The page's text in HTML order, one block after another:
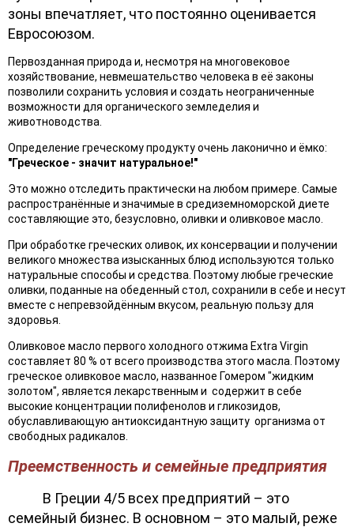
зоны впечатляет, что постоянно оценивается
Евросоюзом.
Первозданная природа и, несмотря на многовековое
хозяйствование, невмешательство человека в её законы
позволили сохранить условия и создать неограниченные
возможности для органического земледелия и
животноводства.
Определение греческому продукту очень лаконично и ёмко:
"Греческое - значит натуральное!"
Это можно отследить практически на любом примере. Самые
распространённые и значимые в средиземноморской диете
составляющие это, безусловно, оливки и оливковое масло.
При обработке греческих оливок, их консервации и получении
великого множества изысканных блюд используются только
натуральные способы и средства. Поэтому любые греческие
оливки, поданные на обеденный стол, сохранили в себе и несут
вместе с непревзойдённым вкусом, реальную пользу для
здоровья.
Оливковое масло первого холодного отжима Extra Virgin
составляет 80 % от всего производства этого масла. Поэтому
греческое оливковое масло, названное Гомером "жидким
золотом", является лекарственным и содержит в себе
высокие концентрации полифенолов и гликозидов,
обуславливающую антиоксидантную защиту организма от
свободных радикалов.
Преемственность и семейные предприятия
В Греции 4/5 всех предприятий – это
семейный бизнес. В основном – это малый, реже